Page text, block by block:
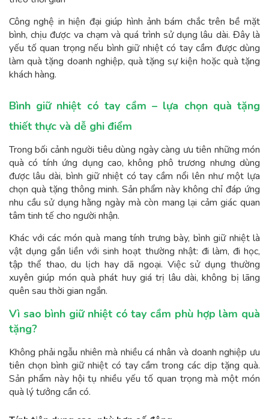
Công nghệ in hiện đại giúp hình ảnh bám chắc trên bề mặt
bình, chịu được va chạm và quá trình sử dụng lâu dài. Đây là
yếu tố quan trọng nếu bình giữ nhiệt có tay cầm được dùng
làm quà tặng doanh nghiệp, quà tặng sự kiện hoặc quà tặng
khách hàng.
Bình giữ nhiệt có tay cầm – lựa chọn quà tặng
thiết thực và dễ ghi điểm
Trong bối cảnh người tiêu dùng ngày càng ưu tiên những món
quà có tính ứng dụng cao, không phô trương nhưng dùng
được lâu dài, bình giữ nhiệt có tay cầm nổi lên như một lựa
chọn quà tặng thông minh. Sản phẩm này không chỉ đáp ứng
nhu cầu sử dụng hằng ngày mà còn mang lại cảm giác quan
tâm tinh tế cho người nhận.
Khác với các món quà mang tính trưng bày, bình giữ nhiệt là
vật dụng gắn liền với sinh hoạt thường nhật: đi làm, đi học,
tập thể thao, du lịch hay dã ngoại. Việc sử dụng thường
xuyên giúp món quà phát huy giá trị lâu dài, không bị lãng
quên sau thời gian ngắn.
Vì sao bình giữ nhiệt có tay cầm phù hợp làm quà
tặng?
Không phải ngẫu nhiên mà nhiều cá nhân và doanh nghiệp ưu
tiên chọn bình giữ nhiệt có tay cầm trong các dịp tặng quà.
Sản phẩm này hội tụ nhiều yếu tố quan trọng mà một món
quà lý tưởng cần có.